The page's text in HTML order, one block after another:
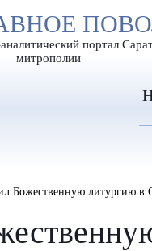
А
портал
митрополии
Божественную литургию в